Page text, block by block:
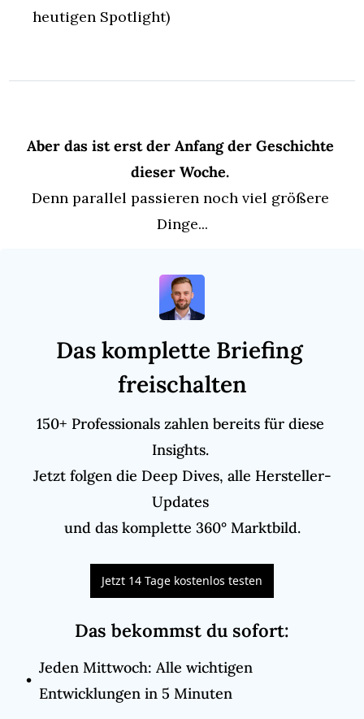
heutigen Spotlight)
Aber das ist erst der Anfang der Geschichte
dieser Woche.
Denn parallel passieren noch viel größere
Dinge...
Das komplette Briefing
freischalten
150+ Professionals zahlen bereits für diese
Insights.
Jetzt folgen die Deep Dives, alle Hersteller-
Updates
und das komplette 360° Marktbild.
Jetzt 14 Tage kostenlos testen
Das bekommst du sofort:
Jeden Mittwoch: Alle wichtigen
Entwicklungen in 5 Minuten